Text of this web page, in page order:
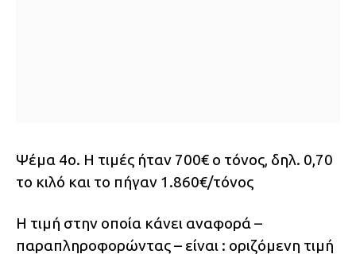
Ψέμα 4ο. Η τιμές ήταν 700€ ο τόνος, δηλ. 0,70
το κιλό και το πήγαν 1.860€/τόνος
Η τιμή στην οποία κάνει αναφορά –
παραπληροφορώντας – είναι : οριζόμενη τιμή